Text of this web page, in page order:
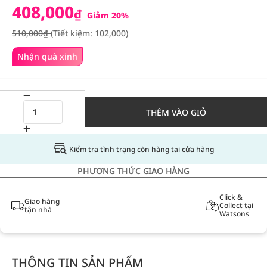
Nhận quà xinh
408,000₫ Giảm 20%
510,000₫(Tiết kiệm: 102,000)
THÊM VÀO GIỎ
Kiểm tra tình trạng còn hàng tại cửa hàng
PHƯƠNG THỨC GIAO HÀNG
Giao hàng
tận nhà
Click &
Collect tại
Watsons
THÔNG TIN SẢN PHẨM